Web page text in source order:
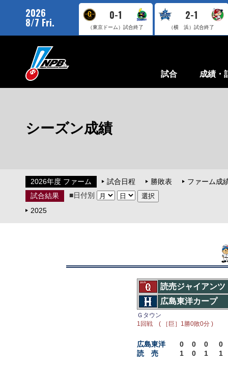
2026
8/7 Fri.
0-1
（東京ドーム）試合終了
2-1
（横 浜）試合終了
試合 成績・
シーズン成績
2026年度 ファーム 試合日程 勝敗表
ファーム成
試合結果
■日付別
2025
読売ジャイアンツ
広島東洋カープ
Ｇタウン
1回戦 ( ［巨］1勝0敗0分 )
広島東洋 0 0 0
0
読 売
1 0 1 1